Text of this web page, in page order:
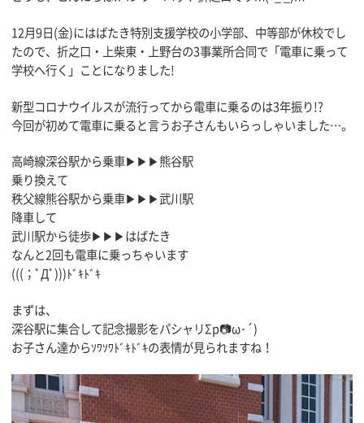
12月9日(金)にはばたき特別支援学校の小学部、中等部が休校でし
たので、折之口・上柴東・上野台の3事業所合同で「電車に乗って
学校へ行く」ことになりました!
新型コロナウイルスが流行ってから電車に乗るのは3年振り!?
今回が初めて電車に乗ると言うお子さんもいらっしゃいました…。
高崎線深谷駅から乗車▶︎▶▶熊谷駅
乗り換えて
秩父線熊谷駅から乗車▶︎▶▶武川駅
降車して
武川駅から徒歩▶︎▶▶はばたき
なんと2回も電車に乗っちゃいます
(((；ﾟДﾟ)))ﾄﾞｷﾄﾞｷ
まずは、
深谷駅に集合して記念撮影をパシャリΣp📷ω･´)
お子さん達からｿﾜｿﾜﾄﾞｷﾄﾞｷの表情が見られますね！